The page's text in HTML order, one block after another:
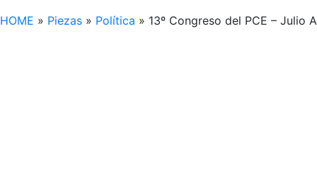
HOME » Piezas » Política » 13º Congreso del PCE –